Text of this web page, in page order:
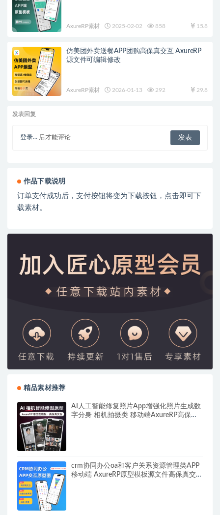
AxureRP素材 2025-02-02 858 15.8
仿美团外卖送餐APP团购高保真交互 AxureRP
源文件可编辑修改
AxureRP素材 2026-01-13 292 29.8
发表回复
登录... 后才能评论
作品下载说明
订单支付成功后，支付按钮将变为下载按钮，点击即可下
载素材。
精品素材推荐
AI人工智能修复照片App增强化照片生成数
字分身 相机拍摄类 移动端AxureRP高保真
crm协同办公oa和客户关系资源管理类APP
移动端 AxureRP原型模板源文件高保真交互